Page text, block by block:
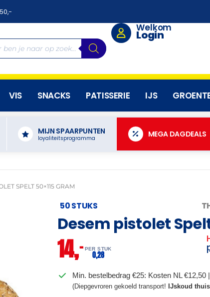
Welkom
Login
VIS SNACKS PATISSERIE IJS
MIJN SPAARPUNTEN
loyaliteitsprogramma MEGA DAGDEALS
SPELT 50×115 GRAM
50 STUKS
Desem pistolet
14,– PER STUK
0,28
Min. bestelbedrag €25: Kosten NL €12,50
(Diepgevroren gekoeld transport!IJskoud